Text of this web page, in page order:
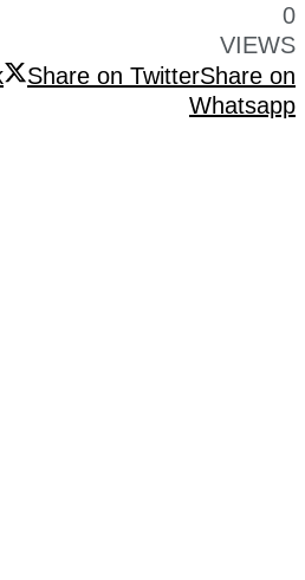
0
VIEWS
Share on TwitterShare on
Whatsapp